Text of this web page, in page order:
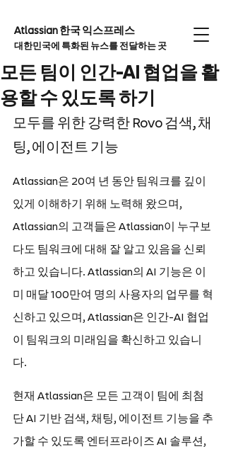
Atlassian 한국 익스프레스
대한민국에 특화된 뉴스를 전달하는 곳
모든 팀이 인간-AI 협업을 활
용할 수 있도록 하기
모두를 위한 강력한 Rovo 검색, 채
팅, 에이전트 기능
Atlassian은 20여 년 동안 팀워크를 깊이
있게 이해하기 위해 노력해 왔으며,
Atlassian의 고객들은 Atlassian이 누구보
다도 팀워크에 대해 잘 알고 있음을 신뢰
하고 있습니다. Atlassian의 AI 기능은 이
미 매달 100만여 명의 사용자의 업무를 혁
신하고 있으며, Atlassian은 인간-AI 협업
이 팀워크의 미래임을 확신하고 있습니
다.
현재 Atlassian은 모든 고객이 팀에 최첨
단 AI 기반 검색, 채팅, 에이전트 기능을 추
가할 수 있도록 엔터프라이즈 AI 솔루션,